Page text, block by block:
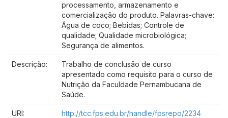
processamento, armazenamento e
comercialização do produto. Palavras-chave:
Água de coco; Bebidas; Controle de
qualidade; Qualidade microbiológica;
Segurança de alimentos.
Descrição:
Trabalho de conclusão de curso
apresentado como requisito para o curso de
Nutrição da Faculdade Pernambucana de
Saúde.
URI: http://tcc.fps.edu.br/handle/fpsrepo/2234